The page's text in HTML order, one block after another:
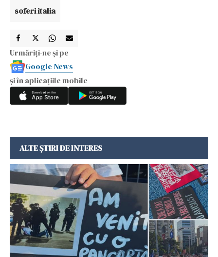
soferi italia
Urmăriți-ne și pe
Google News
și în aplicațiile mobile
ALTE ȘTIRI DE INTERES